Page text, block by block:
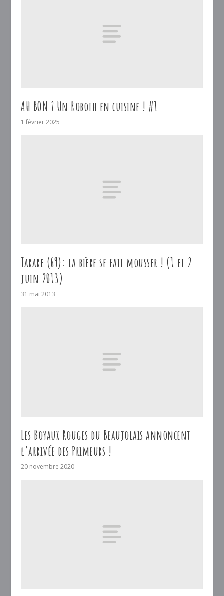
AH BON ? Un Roboth en cuisine ! #1
1 février 2025
Tarare (69): la bière se fait mousser ! (1 et 2
juin 2013)
31 mai 2013
Les Boyaux Rouges du Beaujolais annoncent
l’arrivée des Primeurs !
20 novembre 2020